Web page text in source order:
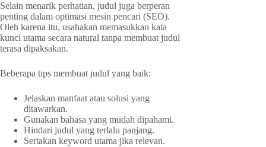
Selain menarik perhatian, judul juga berperan
penting dalam optimasi mesin pencari (SEO).
Oleh karena itu, usahakan memasukkan kata
kunci utama secara natural tanpa membuat judul
terasa dipaksakan.
Beberapa tips membuat judul yang baik:
Jelaskan manfaat atau solusi yang
ditawarkan.
Gunakan bahasa yang mudah dipahami.
Hindari judul yang terlalu panjang.
Sertakan keyword utama jika relevan.